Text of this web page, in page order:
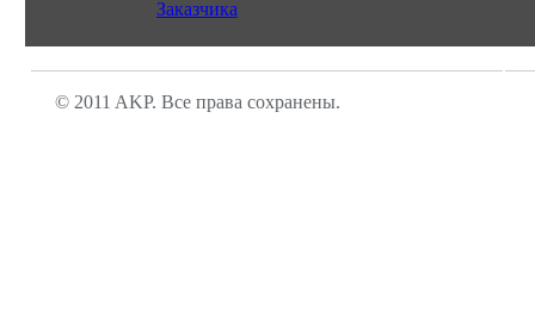
Заказчика
© 2011 AKP. Все права сохранены.